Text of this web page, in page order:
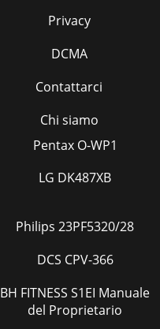
Privacy
DCMA
Contattarci
Chi siamo
Pentax O-WP1
LG DK487XB
Philips 23PF5320/28
DCS CPV-366
BH FITNESS S1EI Manuale
del Proprietario